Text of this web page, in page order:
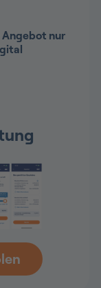
Angebot nur